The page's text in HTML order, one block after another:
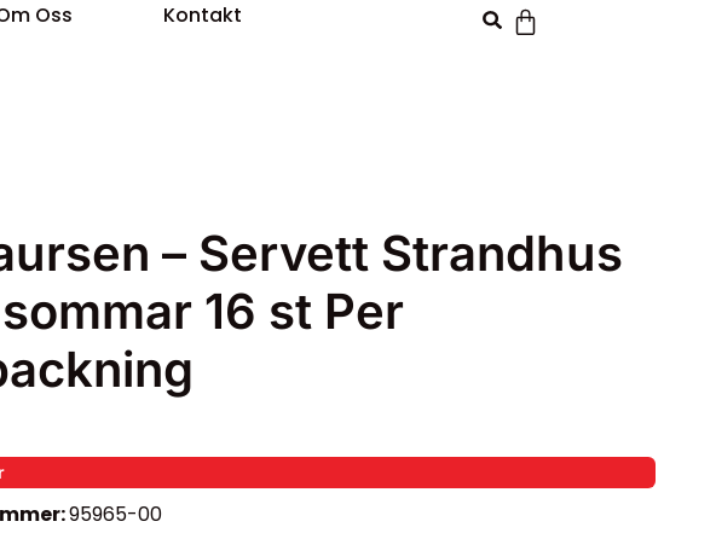
Oss
Kontakt
– Servett Strandhus
16 st Per
95965-00